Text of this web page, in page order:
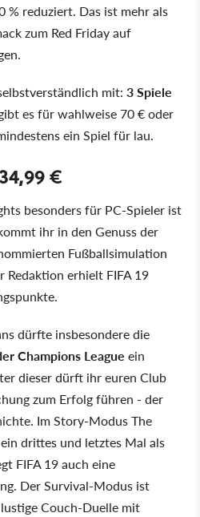
% reduziert. Das ist mehr als
zum Red Friday auf
mit: 3 Spiele
es für wahlweise 70 € oder
ein Spiel für lau.
€
besonders für PC-Spieler ist
ihr in den Genuss der
Fußballsimulation
Redaktion erhielt FIFA 19
dürfte insbesondere die
Champions League ein
dieser dürft ihr euren Club
zum Erfolg führen - der
Im Story-Modus The
drittes und letztes Mal als
FIFA 19 auch eine
Der Survival-Modus ist
Couch-Duelle mit